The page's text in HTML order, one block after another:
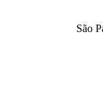
São